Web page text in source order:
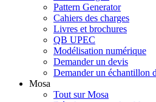
Pattern Generator
Cahiers des charges
Livres et brochures
QB UPEC
Modélisation numérique
Demander un devis
Demander un échantillon
Mosa
Tout sur Mosa